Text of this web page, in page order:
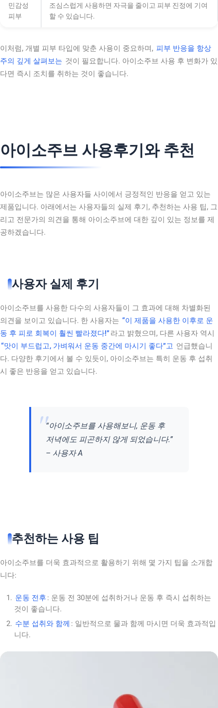
민감성
피부
조심스럽게 사용하면 자극을 줄이고 피부 진정에 기여
할 수 있습니다.
이처럼, 개별 피부 타입에 맞춘 사용이 중요하며, 피부 반응을 항상
주의 깊게 살펴보는 것이 필요합니다. 아이소주브 사용 후 변화가 있
다면 즉시 조치를 취하는 것이 좋습니다.
아이소주브 사용후기와 추천
아이소주브는 많은 사용자들 사이에서 긍정적인 반응을 얻고 있는
제품입니다. 아래에서는 사용자들의 실제 후기, 추천하는 사용 팁, 그
리고 전문가의 의견을 통해 아이소주브에 대한 깊이 있는 정보를 제
공하겠습니다.
사용자 실제 후기
아이소주브를 사용한 다수의 사용자들이 그 효과에 대해 차별화된
의견을 보이고 있습니다. 한 사용자는 “이 제품을 사용한 이후로 운
동 후 피로 회복이 훨씬 빨라졌다!” 라고 밝혔으며, 다른 사용자 역시
“맛이 부드럽고, 가벼워서 운동 중간에 마시기 좋다”고 언급했습니
다. 다양한 후기에서 볼 수 있듯이, 아이소주브는 특히 운동 후 섭취
시 좋은 반응을 얻고 있습니다.
“아이소주브를 사용해보니, 운동 후
저녁에도 피곤하지 않게 되었습니다.”
– 사용자 A
추천하는 사용 팁
아이소주브를 더욱 효과적으로 활용하기 위해 몇 가지 팁을 소개합
니다:
운동 전후 : 운동 전 30분에 섭취하거나 운동 후 즉시 섭취하는
것이 좋습니다.
수분 섭취와 함께 : 일반적으로 물과 함께 마시면 더욱 효과적입
니다.